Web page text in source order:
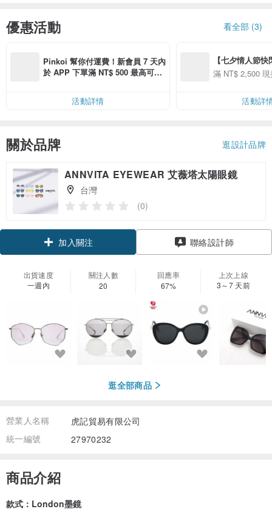
優惠活動 看全部 (3)
Pinkoi 幫你付運費！新會員 7 天內
於 APP 下單滿 NT$ 500 最高可折
活動詳情
【七夕情人節
用 APP 購買任
滿 NT$ 2,500
活動詳
關於品牌 逛設計品牌
ANNVITA EYEWEAR 艾薇塔太陽眼鏡
台灣
(0)
加入關注 聯絡設計師
出貨速度
一週內
關注人數
20
回應率
67%
上次上線
3～7 天前
逛全部商品
營業人名稱
虎記貿易有限公司
統一編號
27970232
商品介紹
款式：London墨鏡